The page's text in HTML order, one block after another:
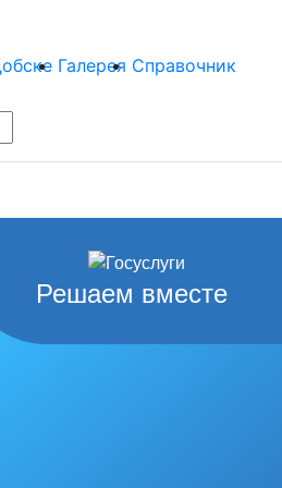
Галерея Справочник
Решаем вместе
тебя